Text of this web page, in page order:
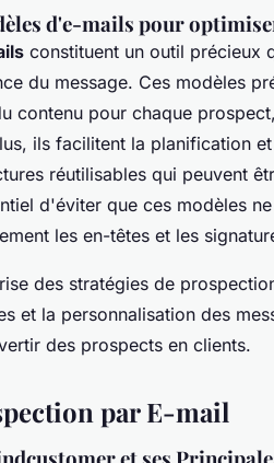
d'e-mails pour
constituent un outil précieux
du message. Ces modèles
contenu pour chaque
ils facilitent la planification
réutilisables qui peuvent
d'éviter que ces modèles
les en-têtes et les
des stratégies de
et la personnalisation des
des prospects en clients.
par E-mail